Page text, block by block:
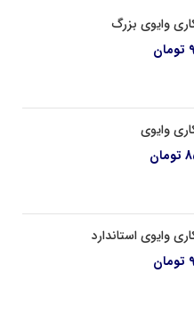
وایوی بزرگ
تومان
وایوی
تومان
وایوی استاندارد
تومان